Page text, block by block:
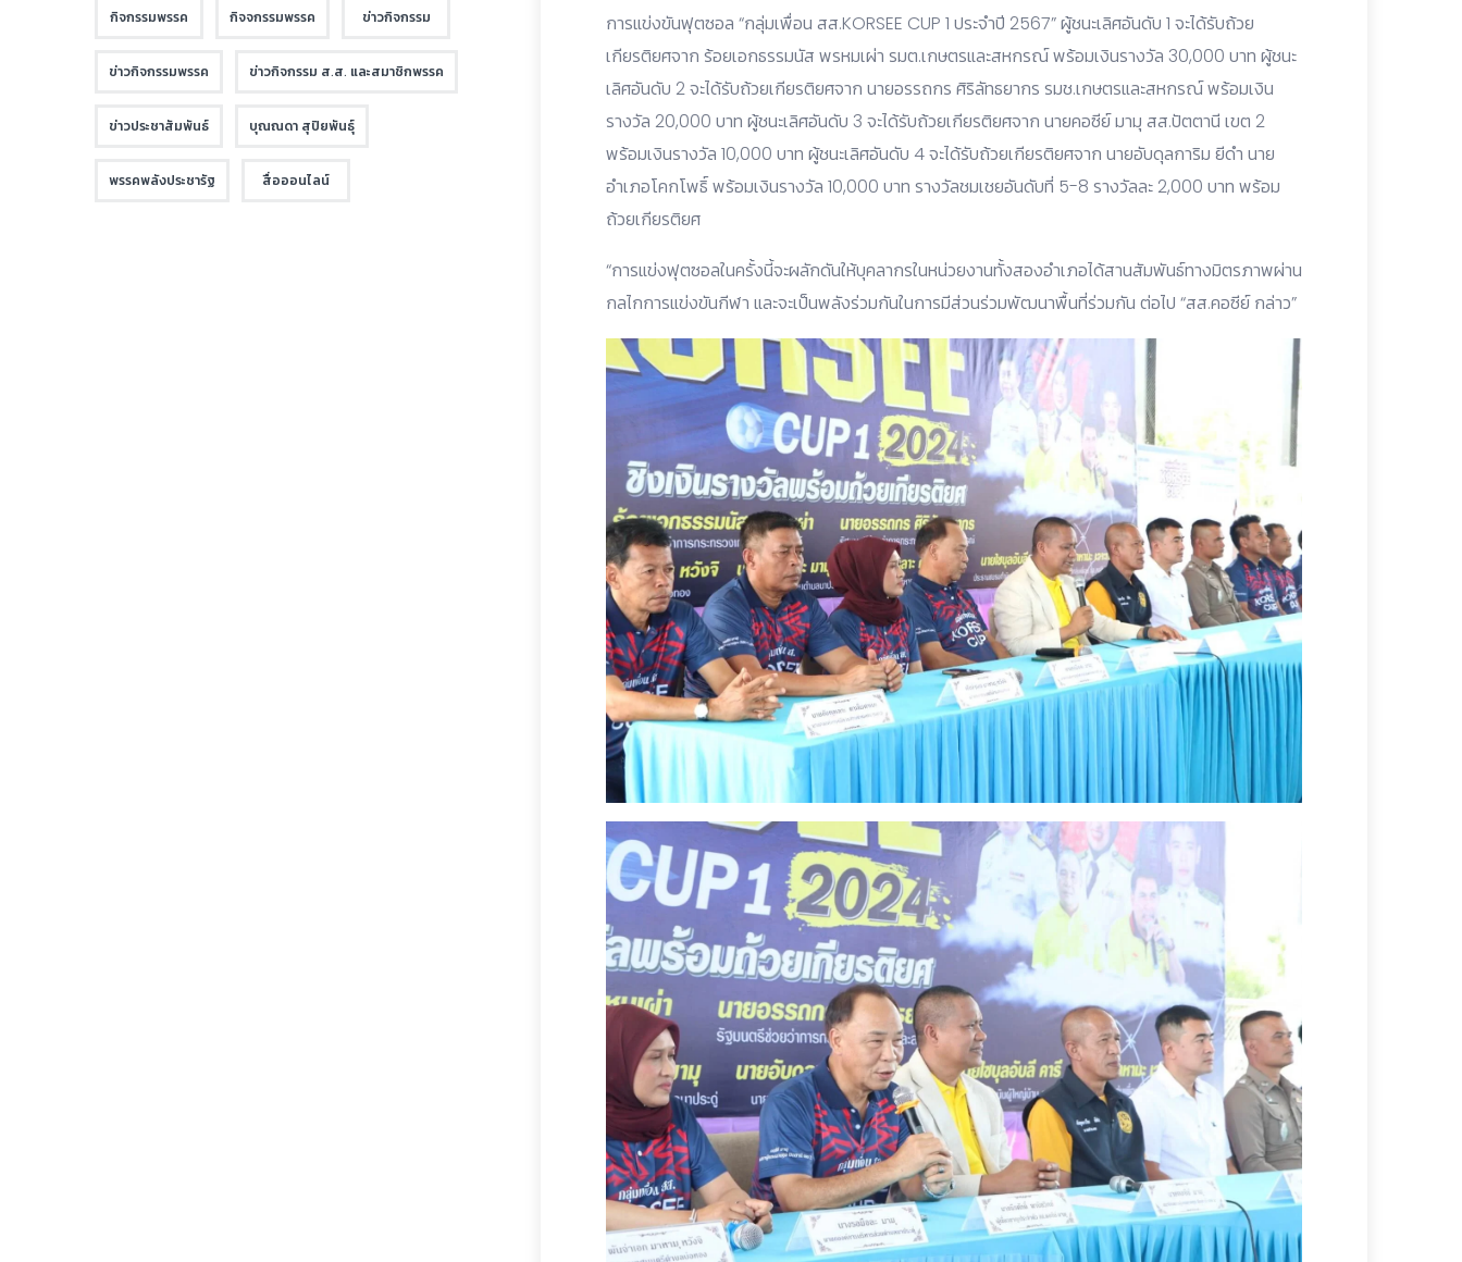
การแข่งขันฟุตซอล “กลุ่มเพื่อน สส.KORSEE CUP 1 ประจำปี 2567” ผู้ชนะเลิศอันดับ 1 จะได้รับถ้วย
เกียรติยศจาก ร้อยเอกธรรมนัส พรหมเผ่า รมต.เกษตรและสหกรณ์ พร้อมเงินรางวัล 30,000 บาท ผู้ชนะ
เลิศอันดับ 2 จะได้รับถ้วยเกียรติยศจาก นายอรรถกร ศิริลัทธยากร รมช.เกษตรและสหกรณ์ พร้อมเงิน
รางวัล 20,000 บาท ผู้ชนะเลิศอันดับ 3 จะได้รับถ้วยเกียรติยศจาก นายคอซีย์ มามุ สส.ปัตตานี เขต 2
พร้อมเงินรางวัล 10,000 บาท ผู้ชนะเลิศอันดับ 4 จะได้รับถ้วยเกียรติยศจาก นายอับดุลการิม ยีดำ นาย
อำเภอโคกโพธิ์ พร้อมเงินรางวัล 10,000 บาท รางวัลชมเชยอันดับที่ 5-8 รางวัลละ 2,000 บาท พร้อม
ถ้วยเกียรติยศ
“การแข่งฟุตซอลในครั้งนี้จะผลักดันให้บุคลากรในหน่วยงานทั้งสองอำเภอได้สานสัมพันธ์ทางมิตรภาพผ่าน
กลไกการแข่งขันกีฬา และจะเป็นพลังร่วมกันในการมีส่วนร่วมพัฒนาพื้นที่ร่วมกัน ต่อไป “สส.คอซีย์ กล่าว”
กิจกรรมพรรค กิจจกรรมพรรค ข่าวกิจกรรม
ข่าวกิจกรรมพรรค ข่าวกิจกรรม ส.ส. และสมาชิกพรรค
ข่าวประชาสัมพันธ์ บุณณดา สุปิยพันธุ์
พรรคพลังประชารัฐ สื่อออนไลน์